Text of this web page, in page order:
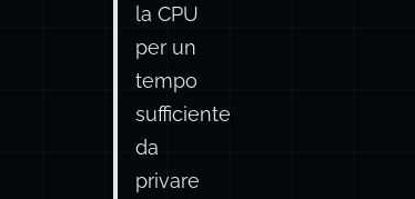
la CPU
per un
tempo
sufficiente
da
privare